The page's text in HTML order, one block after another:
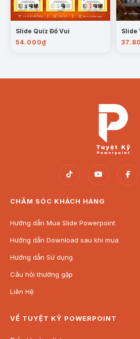
Slide Quiz Đố Vui
54.000₫
Slide
CHĂM SÓC KHÁCH HÀNG
Hướng dẫn Mua Slide Powerpoint
Hướng dẫn Download sau khi mua
Hướng dẫn Sử dụng
Câu hỏi thường gặp
Liên Hệ
VỀ TUYỆT KỸ POWERPOINT